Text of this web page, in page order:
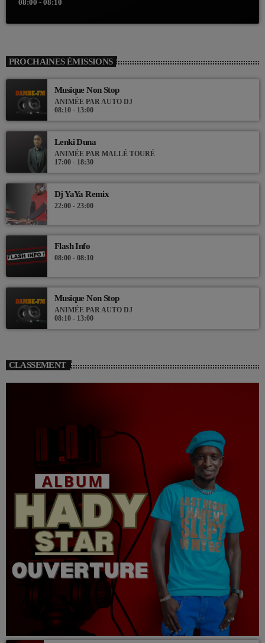
08:00 - 08:10
PROCHAINES ÉMISSIONS
Musique Non Stop
ANIMÉE PAR AUTO DJ
08:10 - 13:00
Lenki Duna
ANIMÉE PAR MALLÉ TOURÉ
17:00 - 18:30
Dj YaYa Remix
22:00 - 23:00
Flash Info
08:00 - 08:10
Musique Non Stop
ANIMÉE PAR AUTO DJ
08:10 - 13:00
CLASSEMENT